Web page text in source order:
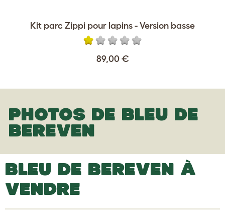
Kit parc Zippi pour lapins - Version basse
89,00 €
PHOTOS DE BLEU DE
BEREVEN
BLEU DE BEREVEN À
VENDRE